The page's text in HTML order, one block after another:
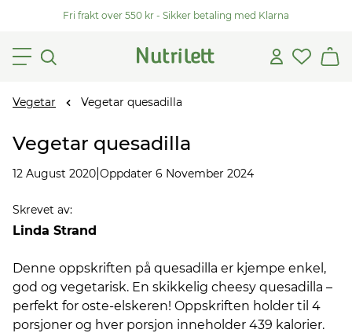
Fri frakt over 550 kr - Sikker betaling med Klarna
Vegetar Vegetar quesadilla
Vegetar quesadilla
12 August 2020 Oppdater 6 November 2024
Skrevet av:
Linda Strand
Denne oppskriften på quesadilla er kjempe enkel,
god og vegetarisk. En skikkelig cheesy quesadilla –
perfekt for oste-elskeren! Oppskriften holder til 4
porsjoner og hver porsjon inneholder 439 kalorier.